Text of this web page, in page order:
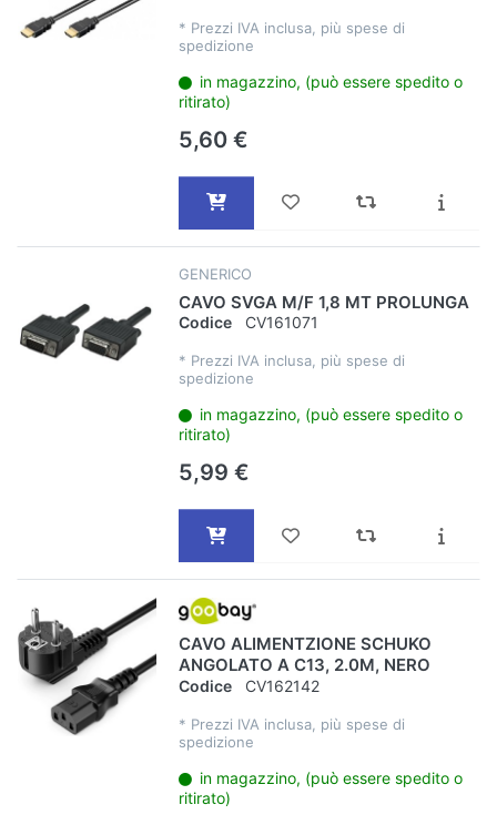
* Prezzi IVA inclusa, più spese di
spedizione
in magazzino, (può essere spedito o
ritirato)
5,60 €
GENERICO
CAVO SVGA M/F 1,8 MT PROLUNGA
Codice CV161071
* Prezzi IVA inclusa, più spese di
spedizione
in magazzino, (può essere spedito o
ritirato)
5,99 €
CAVO ALIMENTZIONE SCHUKO
ANGOLATO A C13, 2.0M, NERO
Codice CV162142
* Prezzi IVA inclusa, più spese di
spedizione
in magazzino, (può essere spedito o
ritirato)